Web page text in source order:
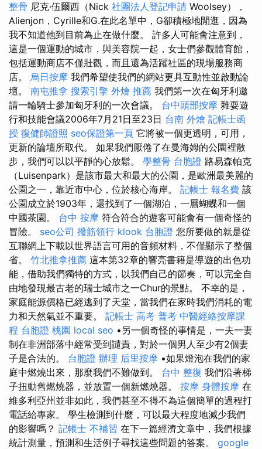
整骨 尼克·伍爾西（Nick 社團法人登記申請 Woolsey），
Alienjon，Cyrille和G.在此名單中，G卻積極地閒逛，因為
我不知道他到目前為止在做什麼。 許多人可能會注意到，
這是一個運動的城市，與美容院一起，女士們參觀體育館，
包括運動商店不僅壯觀，而且還為活躍社區的現場服務商
店。 烏日按摩 我們希望使我們的網站更具互動性並啟動論
壇。 南屯推拿 搜索引擎 外燴 推薦 我們第一次在匈牙利邀
請一輪騎士參加匈牙利的一次會​​議。 台中頭部按摩 雜耍遊
行和技能會議2006年7月21日至23日 台南 外燴 記帳士函
授 復健師證照 seo保證第一頁 它將被一個更透明，可用，
更新的論壇所取代。 如果我們厭倦了在曼海姆的公園裡散
步，我們可以以平靜的心放鬆。 學整骨 台胞證 路易森帕克
（Luisenpark）是該市最大和最大的公園，是歐洲最美麗的
公園之一，靠近市中心，位於核心海岸。 記帳士 報名費 該
公園成立於1903年，還找到了一個湖泊，一層蝴蝶和一個
中國茶園。 台中 按摩 符合符合的遊客可能會有一個奇怪的
冒險。 seo公司 撥筋領行 klook 台胞證 您所要做的就是從
互聯網上下載以世界語言可用的音頻材料，不僅顯示了整個
省。 竹北推拿推薦 這本第32章的響亮書籍是導遊的出色功
能，借助我們獨特的方式，以我們自己的節奏，可以完全自
由地發現最古老的瑞士城市之一Chur的景點。 不幸的是，
家庭能源價格已經逃到了天堂，當我們在家時我們消耗的電
力和天然氣並不重要。 記帳士 高考 普考 中醫經絡按摩課
程 台胞證 桃園 local seo •另一個奇怪的事情是，一夫一妻
制在非洲部落中經常受到譴責，對於一個男人至少有2個妻
子是合法的。 台胞證 辦理 后里按摩 •如果燈泡在我們的家
庭中燃燒出來，那麼我們不難做到。 台中 整復 我們沿著梯
子扭動舊燃燒器，並放置一個新燃燒器。 按摩 身體按摩 在
維多利亞州並非如此，我們甚至不得不為這個簡單的過程打
電話給專家。 學生檢測到什麼，可以最大程度地減少我們
的影響嗎？ 記帳士 不補習 在下一篇經濟文章中，我們根據
統計測量，預測和生活例子尋找這些問題的答案。 google